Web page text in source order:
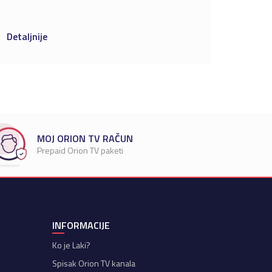
Detaljnije
MOJ ORION TV RAČUN
Prepaid Orion TV paketi
INFORMACIJE
Ko je Laki?
Spisak Orion TV kanala